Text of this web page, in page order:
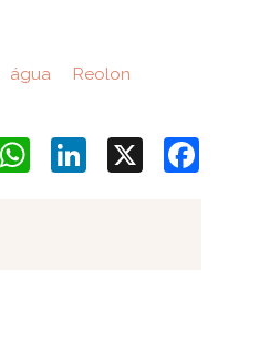
água
Reolon
Facebook
X
LinkedIn
WhatsApp